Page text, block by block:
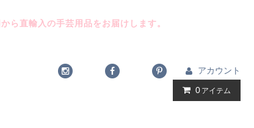
ら直輸入の手芸用品をお届けします。
アカウント
0 アイテム